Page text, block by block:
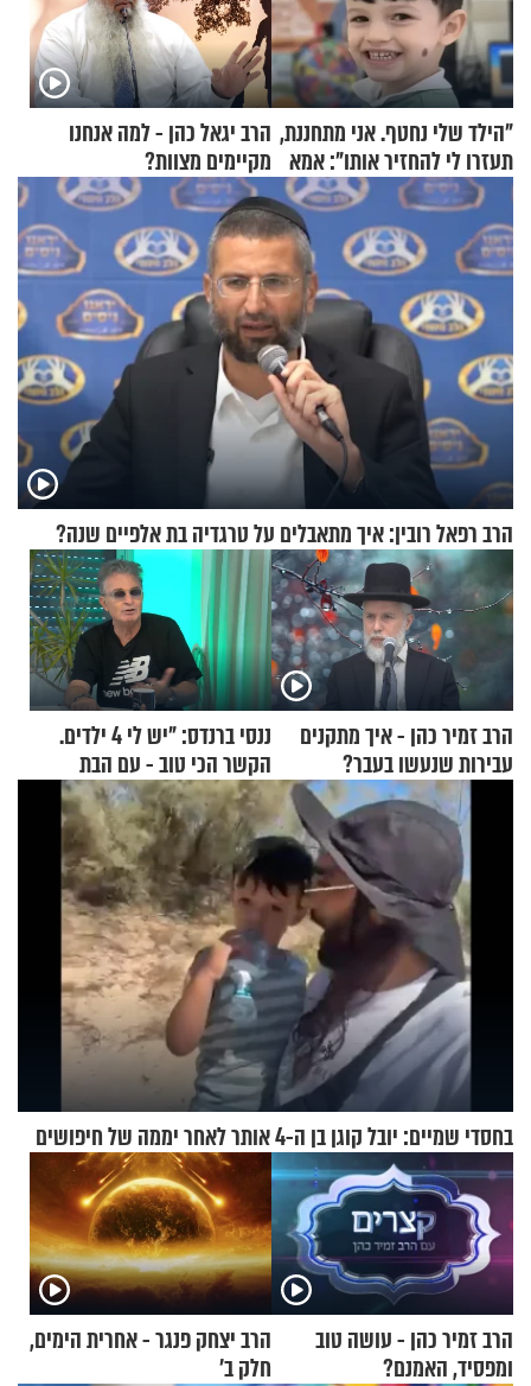
"הילד שלי נחטף. אני מתחננת,
תעזרו לי להחזיר אותו": אמא
של יובל בן ה-4 בריאיון דומע
הרב יגאל כהן - למה אנחנו
מקיימים מצוות?
הרב רפאל רובין: איך מתאבלים על טרגדיה בת אלפיים שנה?
הרב זמיר כהן - איך מתקנים
עבירות שנעשו בעבר?
ננסי ברנדס: "יש לי 4 ילדים.
הקשר הכי טוב - עם הבת
החרדית"
בחסדי שמיים: יובל קוגן בן ה-4 אותר לאחר יממה של חיפושים
הרב זמיר כהן - עושה טוב
ומפסיד, האמנם?
הרב יצחק פנגר - אחרית הימים,
חלק ב’